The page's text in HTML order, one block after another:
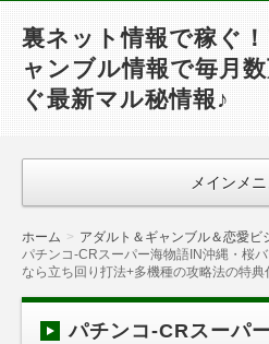
裏ネット情報で稼ぐ
ャンブル情報で毎月
ぐ最新マル秘情報♪
メインメ
ホーム
アダルト＆ギャンブル＆恋愛
パチンコ-CRスーパー海物語IN沖縄・桜
なら立ち回り打法+多機種の攻略法の特
パチンコ-CRスーパ